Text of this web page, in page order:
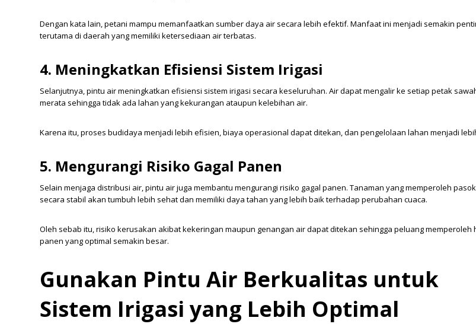
Dengan kata lain, petani mampu memanfaatkan sumber daya air secara lebih efektif. Manfaat ini menjadi semakin
terutama di daerah yang memiliki ketersediaan air terbatas.
4. Meningkatkan Efisiensi Sistem Irigasi
Selanjutnya, pintu air meningkatkan efisiensi sistem irigasi secara keseluruhan. Air dapat mengalir ke setiap petak
merata sehingga tidak ada lahan yang kekurangan ataupun kelebihan air.
Karena itu, proses budidaya menjadi lebih efisien, biaya operasional dapat ditekan, dan pengelolaan lahan menjadi
5. Mengurangi Risiko Gagal Panen
Selain menjaga distribusi air, pintu air juga membantu mengurangi risiko gagal panen. Tanaman yang memperoleh
secara stabil akan tumbuh lebih sehat dan memiliki daya tahan yang lebih baik terhadap perubahan cuaca.
Oleh sebab itu, risiko kerusakan akibat kekeringan maupun genangan air dapat ditekan sehingga peluang memperoleh
panen yang optimal semakin besar.
Gunakan Pintu Air Berkualitas untuk
Sistem Irigasi yang Lebih Optimal